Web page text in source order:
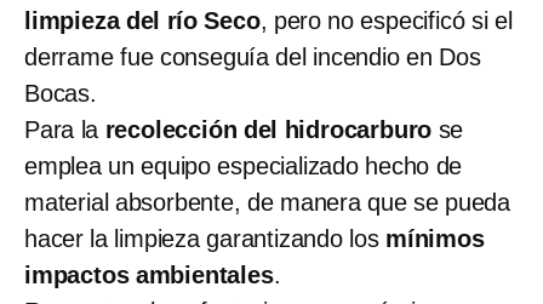
limpieza del río Seco, pero no especificó si el
derrame fue conseguía del incendio en Dos
Bocas.
Para la recolección del hidrocarburo se
emplea un equipo especializado hecho de
material absorbente, de manera que se pueda
hacer la limpieza garantizando los mínimos
impactos ambientales.